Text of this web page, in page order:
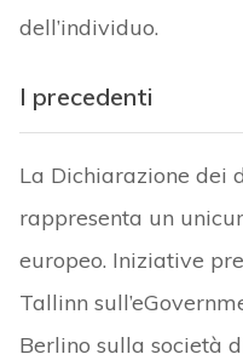
dell’individuo.
I precedenti
La Dichiarazione dei
rappresenta un
europeo. Iniziative
Tallinn
Berlino sulla società